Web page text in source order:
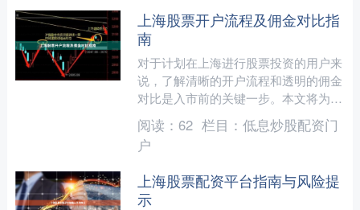
上海股票开户流程及佣金对比指
南
对于计划在上海进行股票投资的用户来
说，了解清晰的开户流程和透明的佣金
对比是入市前的关键一步。本文将为您
详细梳理在上海开通股票账户的完整步
骤，并对比主流券商的佣金....
阅读： 62 栏目： 低息炒股配资门
户
上海股票配资平台指南与风险提
示